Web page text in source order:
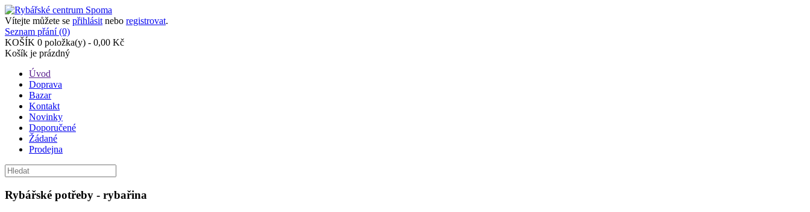
Vítejte můžete se přihlásit nebo registrovat.
Seznam přání (0)
KOŠÍK 0 položka(y) - 0,00 Kč
Košík je prázdný
Úvod
Doprava
Bazar
Kontakt
Novinky
Doporučené
Žádané
Prodejna
Rybářské potřeby - rybařina